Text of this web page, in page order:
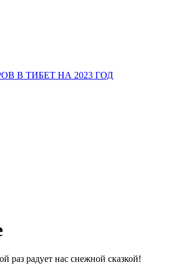
В ТИБЕТ НА 2023 ГОД
раз радует нас снежной сказкой!